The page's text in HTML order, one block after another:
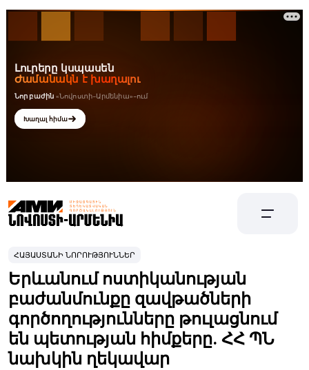
ՀԱՅԱՍՏԱՆԻ ՆՈՐՈՒԹՅՈՒՆՆԵՐ
Երևանում ոստիկանության
բաժանմունքը զավթածների
գործողությունները թուլացնում
են պետության հիմքերը. ՀՀ ՊՆ
նախկին ղեկավար